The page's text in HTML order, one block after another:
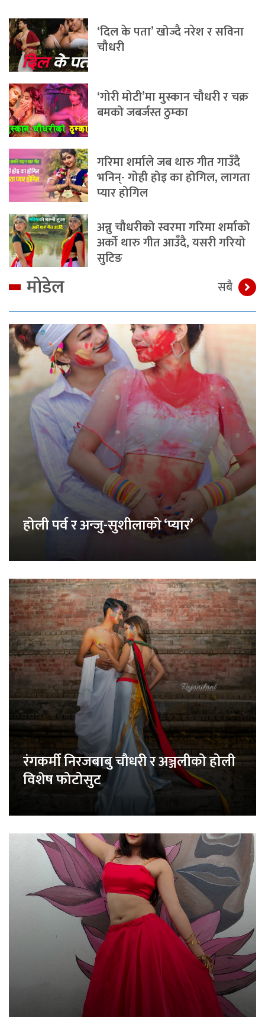
‘दिल के पता’ खोज्दै नरेश र सविना
चौधरी
‘गोरी मोटी’मा मुस्कान चौधरी र चक्र
बमको जबर्जस्त ठुम्का
गरिमा शर्माले जब थारु गीत गाउँदै
भनिन्- गोही होइ का होगिल, लागता
प्यार होगिल
अन्नु चौधरीको स्वरमा गरिमा शर्माको
अर्को थारु गीत आउँदै, यसरी गरियो
सुटिङ
मोडेल सबै
होली पर्व र अन्जु-सुशीलाको ‘प्यार’
रंगकर्मी निरजबाबु चौधरी र अञ्जलीको होली
विशेष फोटोसुट